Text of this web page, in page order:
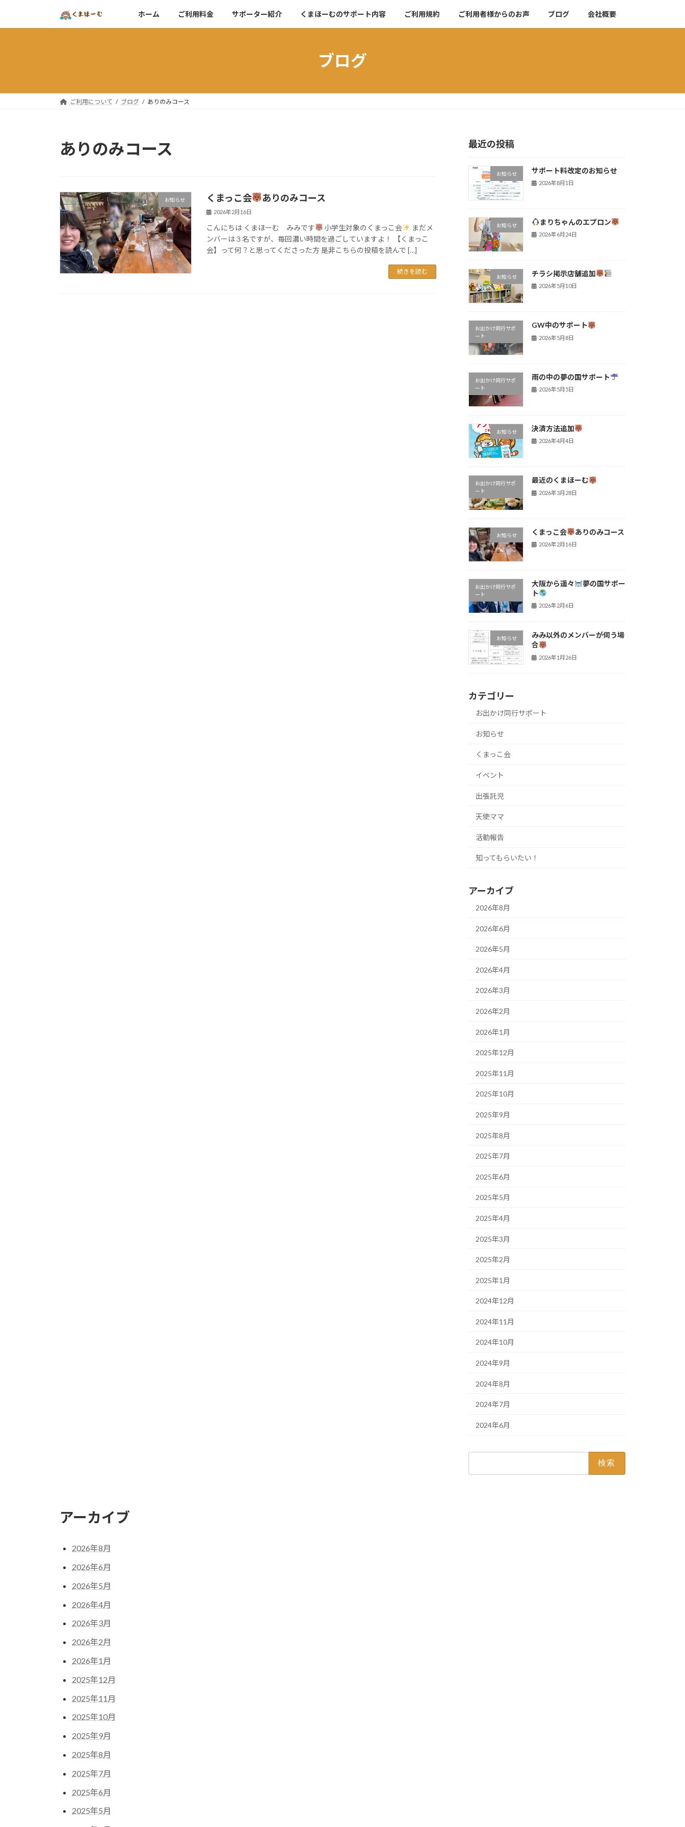
テ
キ
ゲ
に
ホーム ご利用料金 サポーター紹介 くまほーむのサポート内容 ご利用規約 ご利用者様からのお声 ブログ 会社概要
ブログ
ご利用について ブログ ありのみコース
ありのみコース
お知らせ くまっこ会 ありのみコース
2026年2月16日
こんにちは くまほーむ みみです 小学生対象のくまっこ会
まだメ
ンバーは３名ですが、毎回濃い時間を過ごしていますよ！ 【くまっこ
会】って何？と思ってくださった方 是非こちらの投稿を読んで […]
続きを読む
最近の投稿
お知らせ サポート料改定のお知らせ
2026年8月1日
お知らせ まりちゃんのエプロン
2026年6月24日
お知らせ チラシ掲示店舗追加
2026年5月10日
お出かけ同行サポ
ート
GW中のサポート
2026年5月8日
お出かけ同行サポ
ート
雨の中の夢の国サポート
2026年5月5日
お知らせ 決済方法追加
2026年4月4日
お出かけ同行サポ
ート
最近のくまほーむ
2026年3月28日
お知らせ くまっこ会 ありのみコース
2026年2月16日
お出かけ同行サポ
ート
大阪から遥々
夢の国サポー
ト
2026年2月6日
お知らせ
みみ以外のメンバーが伺う場
合
2026年1月26日
カテゴリー
お出かけ同行サポート
お知らせ
くまっこ会
イベント
出張託児
天使ママ
活動報告
知ってもらいたい！
アーカイブ
2026年8月
2026年6月
2026年5月
2026年4月
2026年3月
2026年2月
2026年1月
2025年12月
2025年11月
2025年10月
2025年9月
2025年8月
2025年7月
2025年6月
2025年5月
2025年4月
2025年3月
2025年2月
2025年1月
2024年12月
2024年11月
2024年10月
2024年9月
2024年8月
2024年7月
2024年6月
アーカイブ
2026年8月
2026年6月
2026年5月
2026年4月
2026年3月
2026年2月
2026年1月
2025年12月
2025年11月
2025年10月
2025年9月
2025年8月
2025年7月
2025年6月
2025年5月